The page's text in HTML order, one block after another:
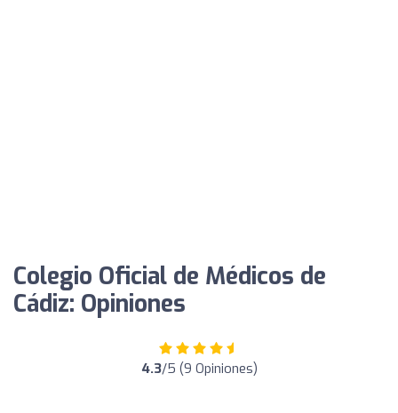
Colegio Oficial de Médicos de
Cádiz: Opiniones
4.3/5 (9 Opiniones)